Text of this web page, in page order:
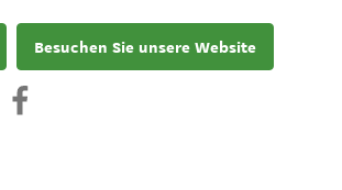
Besuchen Sie unsere Website